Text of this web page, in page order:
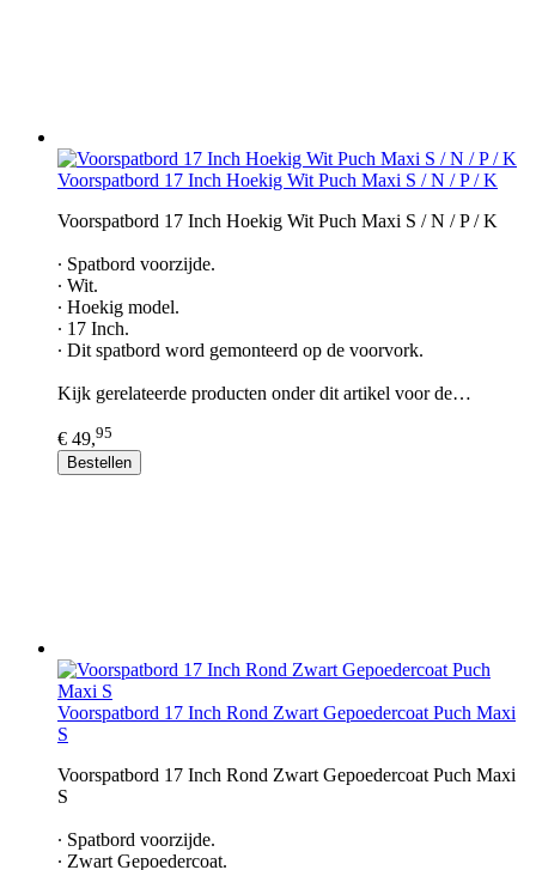
Voorspatbord 17 Inch Hoekig Wit Puch Maxi S / N / P / K
Voorspatbord 17 Inch Hoekig Wit Puch Maxi S / N / P / K
∙ Spatbord voorzijde.
∙ Wit.
∙ Hoekig model.
∙ 17 Inch.
∙ Dit spatbord word gemonteerd op de voorvork.
Kijk gerelateerde producten onder dit artikel voor de…
€ 49,95
Bestellen
Voorspatbord 17 Inch Rond Zwart Gepoedercoat Puch Maxi
S
Voorspatbord 17 Inch Rond Zwart Gepoedercoat Puch Maxi
S
∙ Spatbord voorzijde.
∙ Zwart Gepoedercoat.